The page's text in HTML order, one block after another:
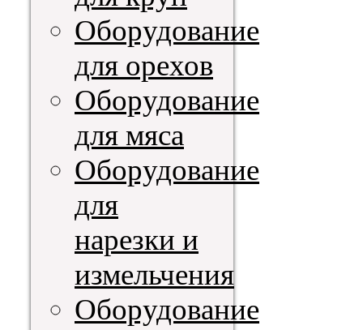
Оборудование
для орехов
Оборудование
для мяса
Оборудование
для
нарезки и
измельчения
Оборудование